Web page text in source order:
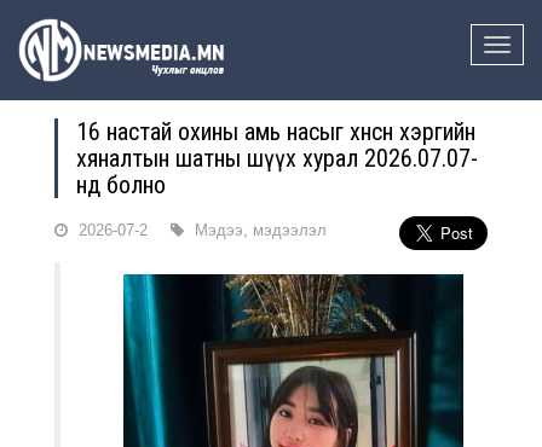
Toggle
16 настай охины амь насыг хөнөөсөн хэргийн
хяналтын шатны шүүх хурал 2026.07.07-
нд болно
2026-07-2 Мэдээ, мэдээлэл